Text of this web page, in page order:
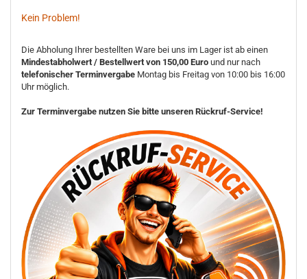
Kein Problem!
Die Abholung Ihrer bestellten Ware bei uns im Lager ist ab einen
Mindestabholwert / Bestellwert von 150,00 Euro und nur nach
telefonischer Terminvergabe Montag bis Freitag von 10:00 bis 16:00
Uhr möglich.
Zur Terminvergabe nutzen Sie bitte unseren Rückruf-Service!